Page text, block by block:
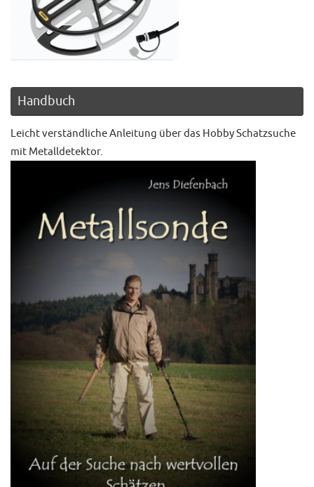
Handbuch
Leicht verständliche Anleitung über das Hobby Schatzsuche
mit Metalldetektor.